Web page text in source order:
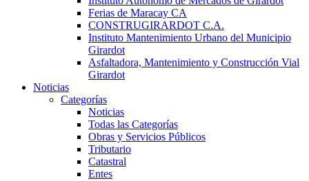
Ferias de Maracay CA
CONSTRUGIRARDOT C.A.
Instituto Mantenimiento Urbano del Municipio
Girardot
Asfaltadora, Mantenimiento y Construcción Vial
Girardot
Noticias
Categorías
Noticias
Todas las Categorías
Obras y Servicios Públicos
Tributario
Catastral
Entes